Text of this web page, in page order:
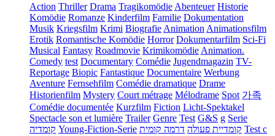
Action Thriller Drama Tragikomödie Abenteuer Historie
Komödie Romanze Kinderfilm Familie Dokumentation
Musik Kriegsfilm Krimi Biografie Animation Animationsfilm
Erotik Romantische Komödie Horror Dokumentarfilm Sci-Fi
Musical Fantasy Roadmovie Krimikomödie Animation.
Comedy test Documentary Comédie Jugendmagazin TV-
Reportage Biopic Fantastique Documentaire Werbung
Aventure Fernsehfilm Comédie dramatique Drame
Historienfilm Mystery Court métrage Mélodrame Spot 가족
Comédie documentée Kurzfilm Fiction Licht-Spektakel
Spectacle son et lumière Trailer Genre Test G&S g Serie
קומדיה Young-Fiction-Serie קומדיית פעולה דרמה קומית
Test c